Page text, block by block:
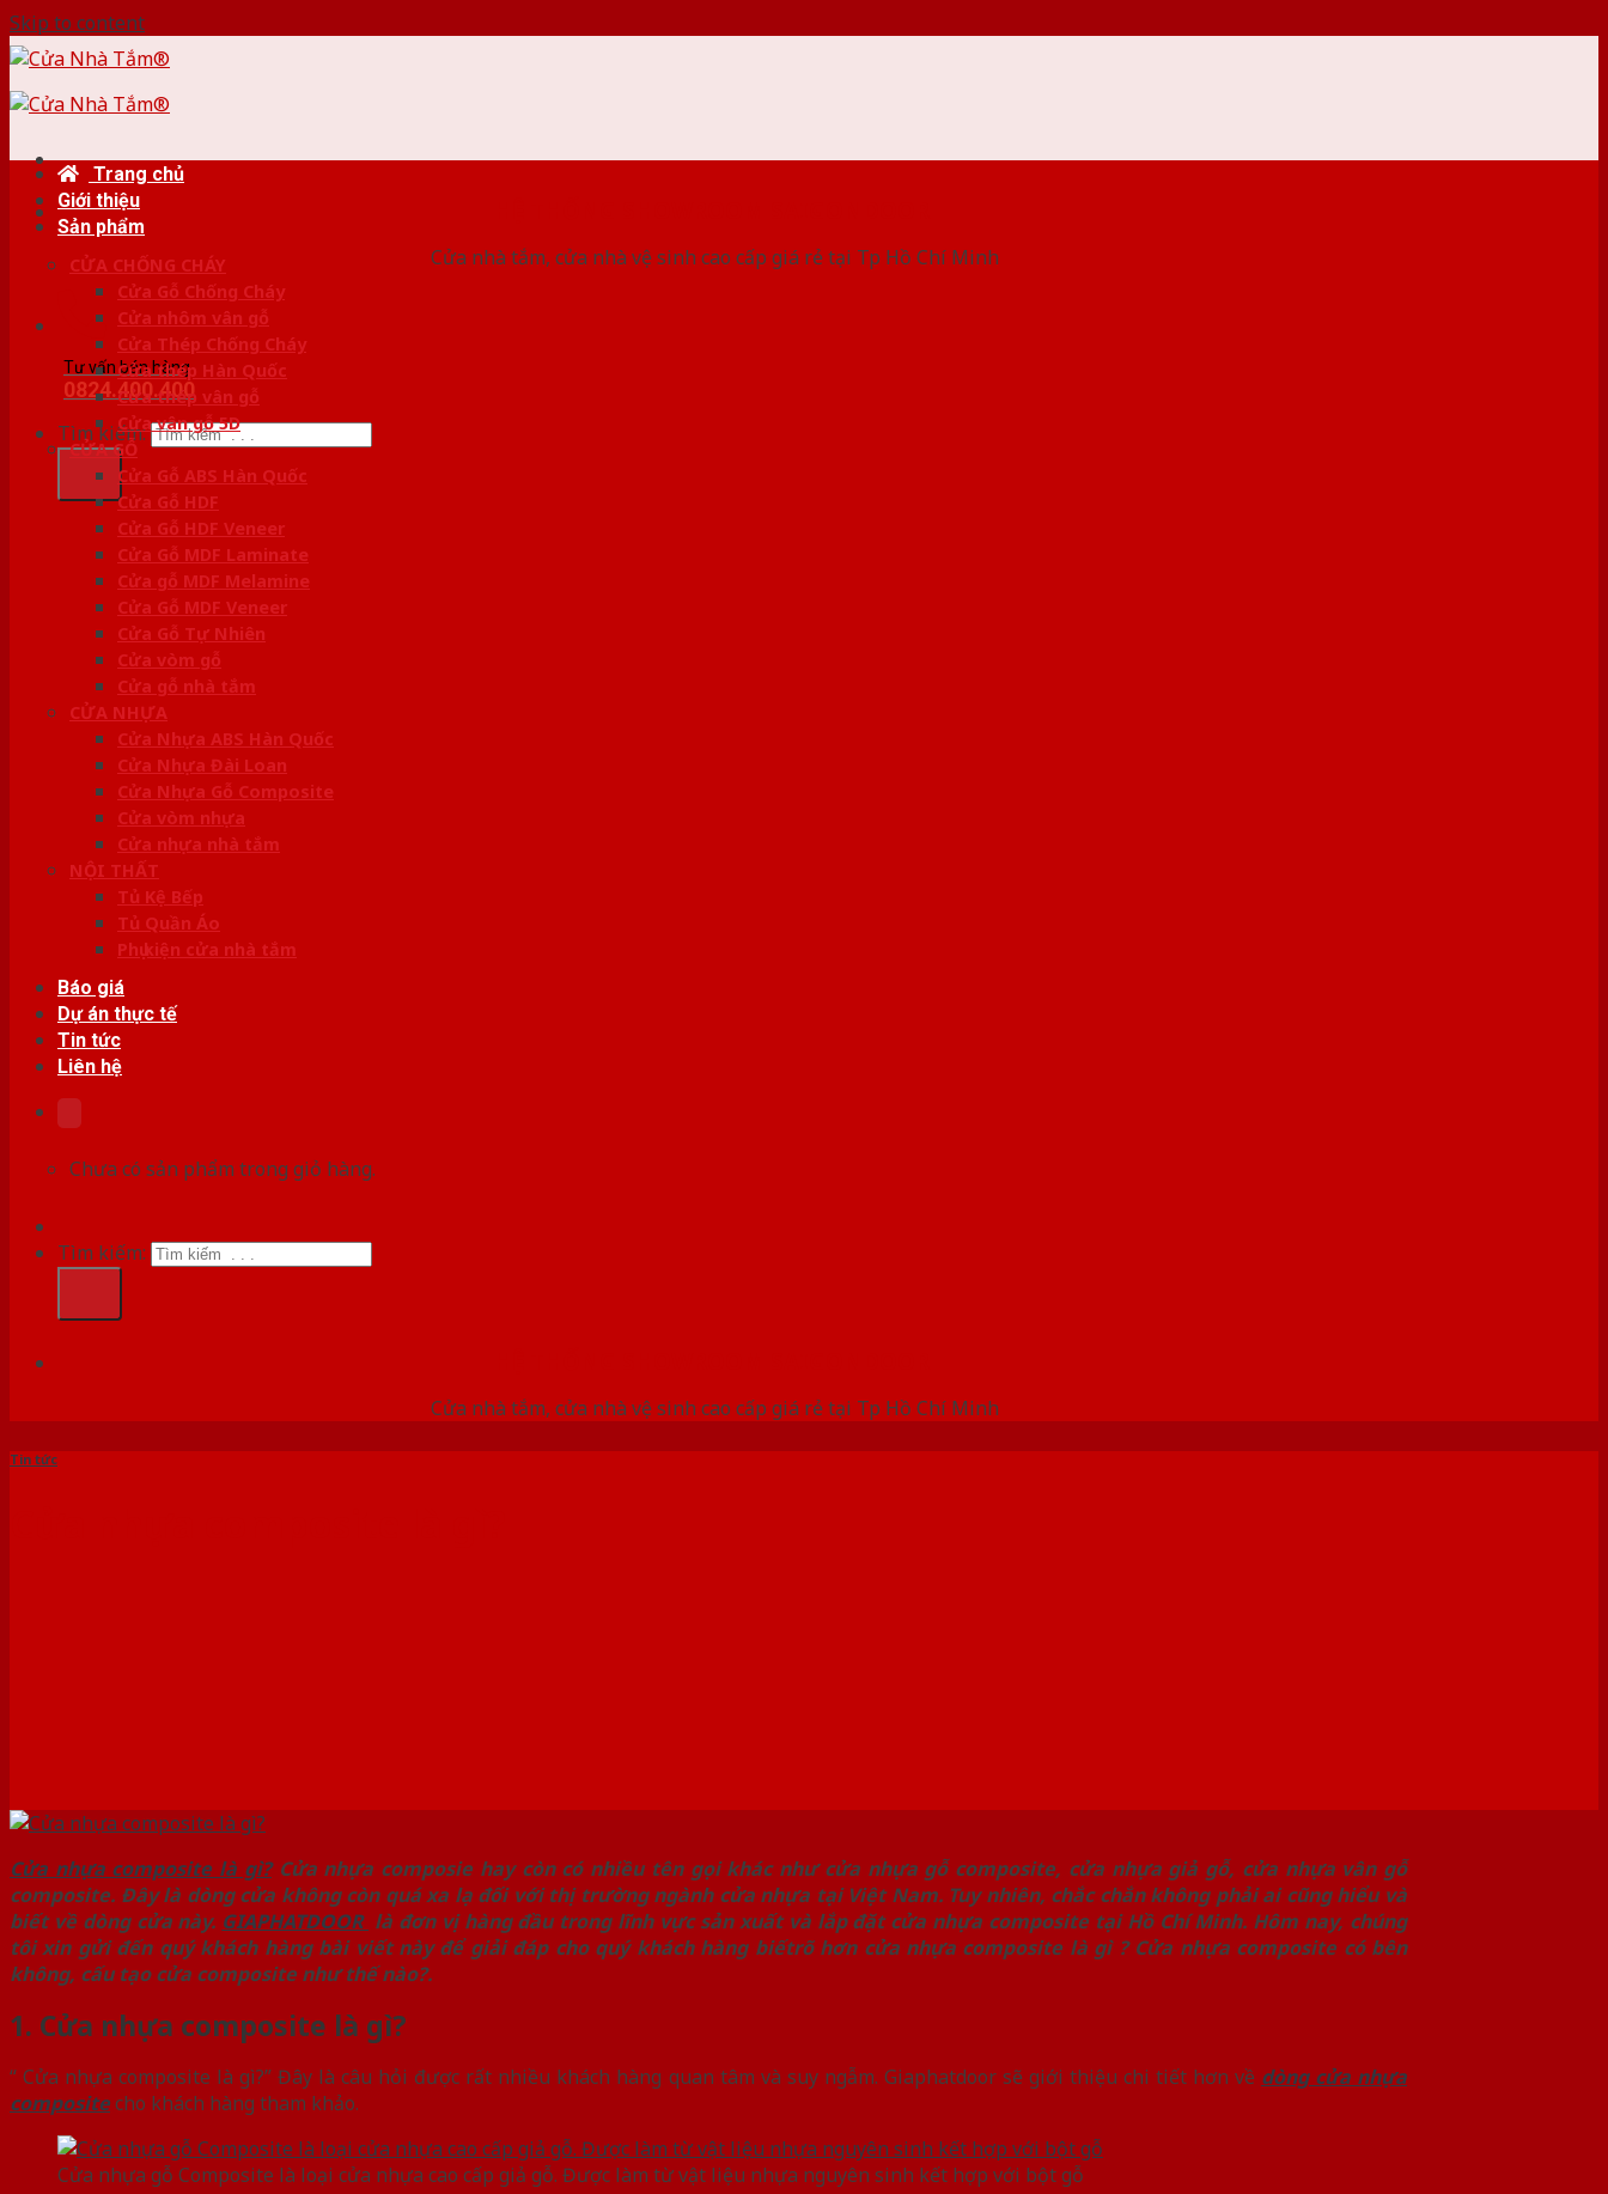
Skip to content
Cửa nhà tắm, cửa nhà vệ sinh cao cấp giá rẻ tại Tp Hồ Chí Minh
Tư vấn bán hàng
0824.400.400
Tìm kiếm:
Trang chủ
Giới thiệu
Sản phẩm
CỬA CHỐNG CHÁY
Cửa Gỗ Chống Cháy
Cửa nhôm vân gỗ
Cửa Thép Chống Cháy
Cửa thép Hàn Quốc
Cửa thép vân gỗ
Cửa vân gỗ 5D
CỬA GỖ
Cửa Gỗ ABS Hàn Quốc
Cửa Gỗ HDF
Cửa Gỗ HDF Veneer
Cửa Gỗ MDF Laminate
Cửa gỗ MDF Melamine
Cửa Gỗ MDF Veneer
Cửa Gỗ Tự Nhiên
Cửa vòm gỗ
Cửa gỗ nhà tắm
CỬA NHỰA
Cửa Nhựa ABS Hàn Quốc
Cửa Nhựa Đài Loan
Cửa Nhựa Gỗ Composite
Cửa vòm nhựa
Cửa nhựa nhà tắm
NỘI THẤT
Tủ Kệ Bếp
Tủ Quần Áo
Phụ kiện cửa nhà tắm
Báo giá
Dự án thực tế
Tin tức
Liên hệ
Chưa có sản phẩm trong giỏ hàng.
Tìm kiếm:
Cửa nhà tắm, cửa nhà vệ sinh cao cấp giá rẻ tại Tp Hồ Chí Minh
Tin tức
Cửa nhựa composite là gì?Cửa nhựa composie hay còn có nhiều tên gọi khác như cửa nhựa gỗ composite, cửa nhựa giả gỗ, cửa nhựa vân gỗ
composite. Đây là dòng cửa không còn quá xa lạ đối với thị trường ngành cửa nhựa tại Việt Nam. Tuy nhiên, chắc chắn không phải ai cũng hiểu và
biết về dòng cửa này. GIAPHATDOOR là đơn vị hàng đầu trong lĩnh vực sản xuất và lắp đặt cửa nhựa composite tại Hồ Chí Minh. Hôm nay, chúng
tôi xin gửi đến quý khách hàng bài viết này để giải đáp cho quý khách hàng biếtrõ hơn cửa nhựa composite là gì ? Cửa nhựa composite có bên
không, cấu tạo cửa composite như thế nào?.
1. Cửa nhựa composite là gì?
“ Cửa nhựa composite là gì?” Đây là câu hỏi được rất nhiều khách hàng quan tâm và suy ngẫm. Giaphatdoor sẽ giới thiệu chi tiết hơn về dòng cửa nhựa
compositecho khách hàng tham khảo.
Cửa nhựa gỗ Composite là loại cửa nhựa cao cấp giả gỗ. Được làm từ vật liệu nhựa nguyên sinh kết hợp với bột gỗ